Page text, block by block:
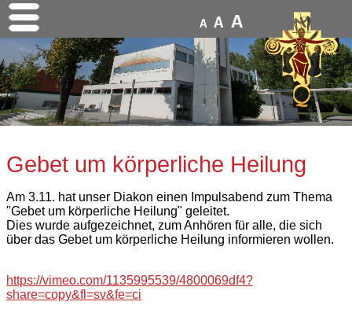
A A A
Gebet um körperliche Heilung
Am 3.11. hat unser Diakon einen Impulsabend zum Thema
"Gebet um körperliche Heilung" geleitet.
Dies wurde aufgezeichnet, zum Anhören für alle, die sich
über das Gebet um körperliche Heilung informieren wollen.
https://vimeo.com/1135995539/4800069df4?
share=copy&fl=sv&fe=ci